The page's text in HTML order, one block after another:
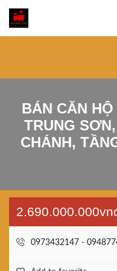
BÁN CĂN
TRUNG
CHÁNH,
0973432147 -